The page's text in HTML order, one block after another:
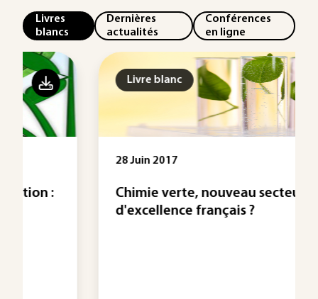
Livres
blancs
Dernières
actualités
Conférences
en ligne
Livre blanc
Chimie verte, nouveau secteur
d'excellence français ?